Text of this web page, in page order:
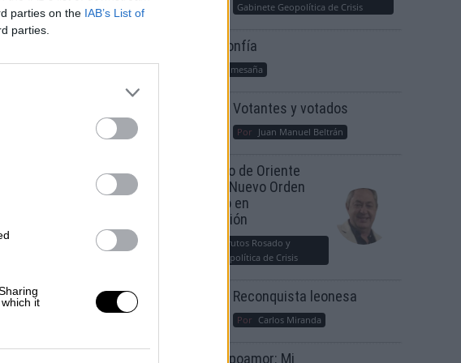
parties on the IAB’s List of
parties.
it
Gabinete Geopolítica de Crisis
Suelta y confía
María Comesaña
Votantes y votados
Por Juan Manuel Beltrán
El Conflicto de Oriente
Medio: Un Nuevo Orden
Autoritario en
Construcción
Álvaro Frutos Rosado y
Gabinete Geopolítica de Crisis
Reconquista leonesa
Por Carlos Miranda
Clara Campoamor: Mi